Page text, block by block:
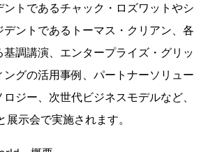
トであるチャック・ロズワットやシ
ントであるトーマス・クリアン、各
調講演、エンタープライズ・グリッ
ングの活用事例、パートナーソリュー
ジー、次世代ビジネスモデルなど、
示会で実施されます。